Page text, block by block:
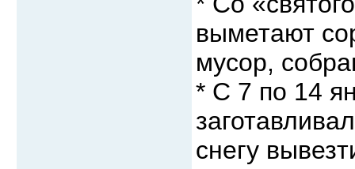
выметают
мусор,
* С 7 по 14
снегу